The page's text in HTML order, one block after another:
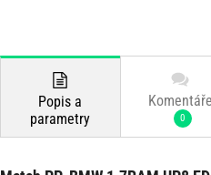
Popis a
parametry
Komentáře
0